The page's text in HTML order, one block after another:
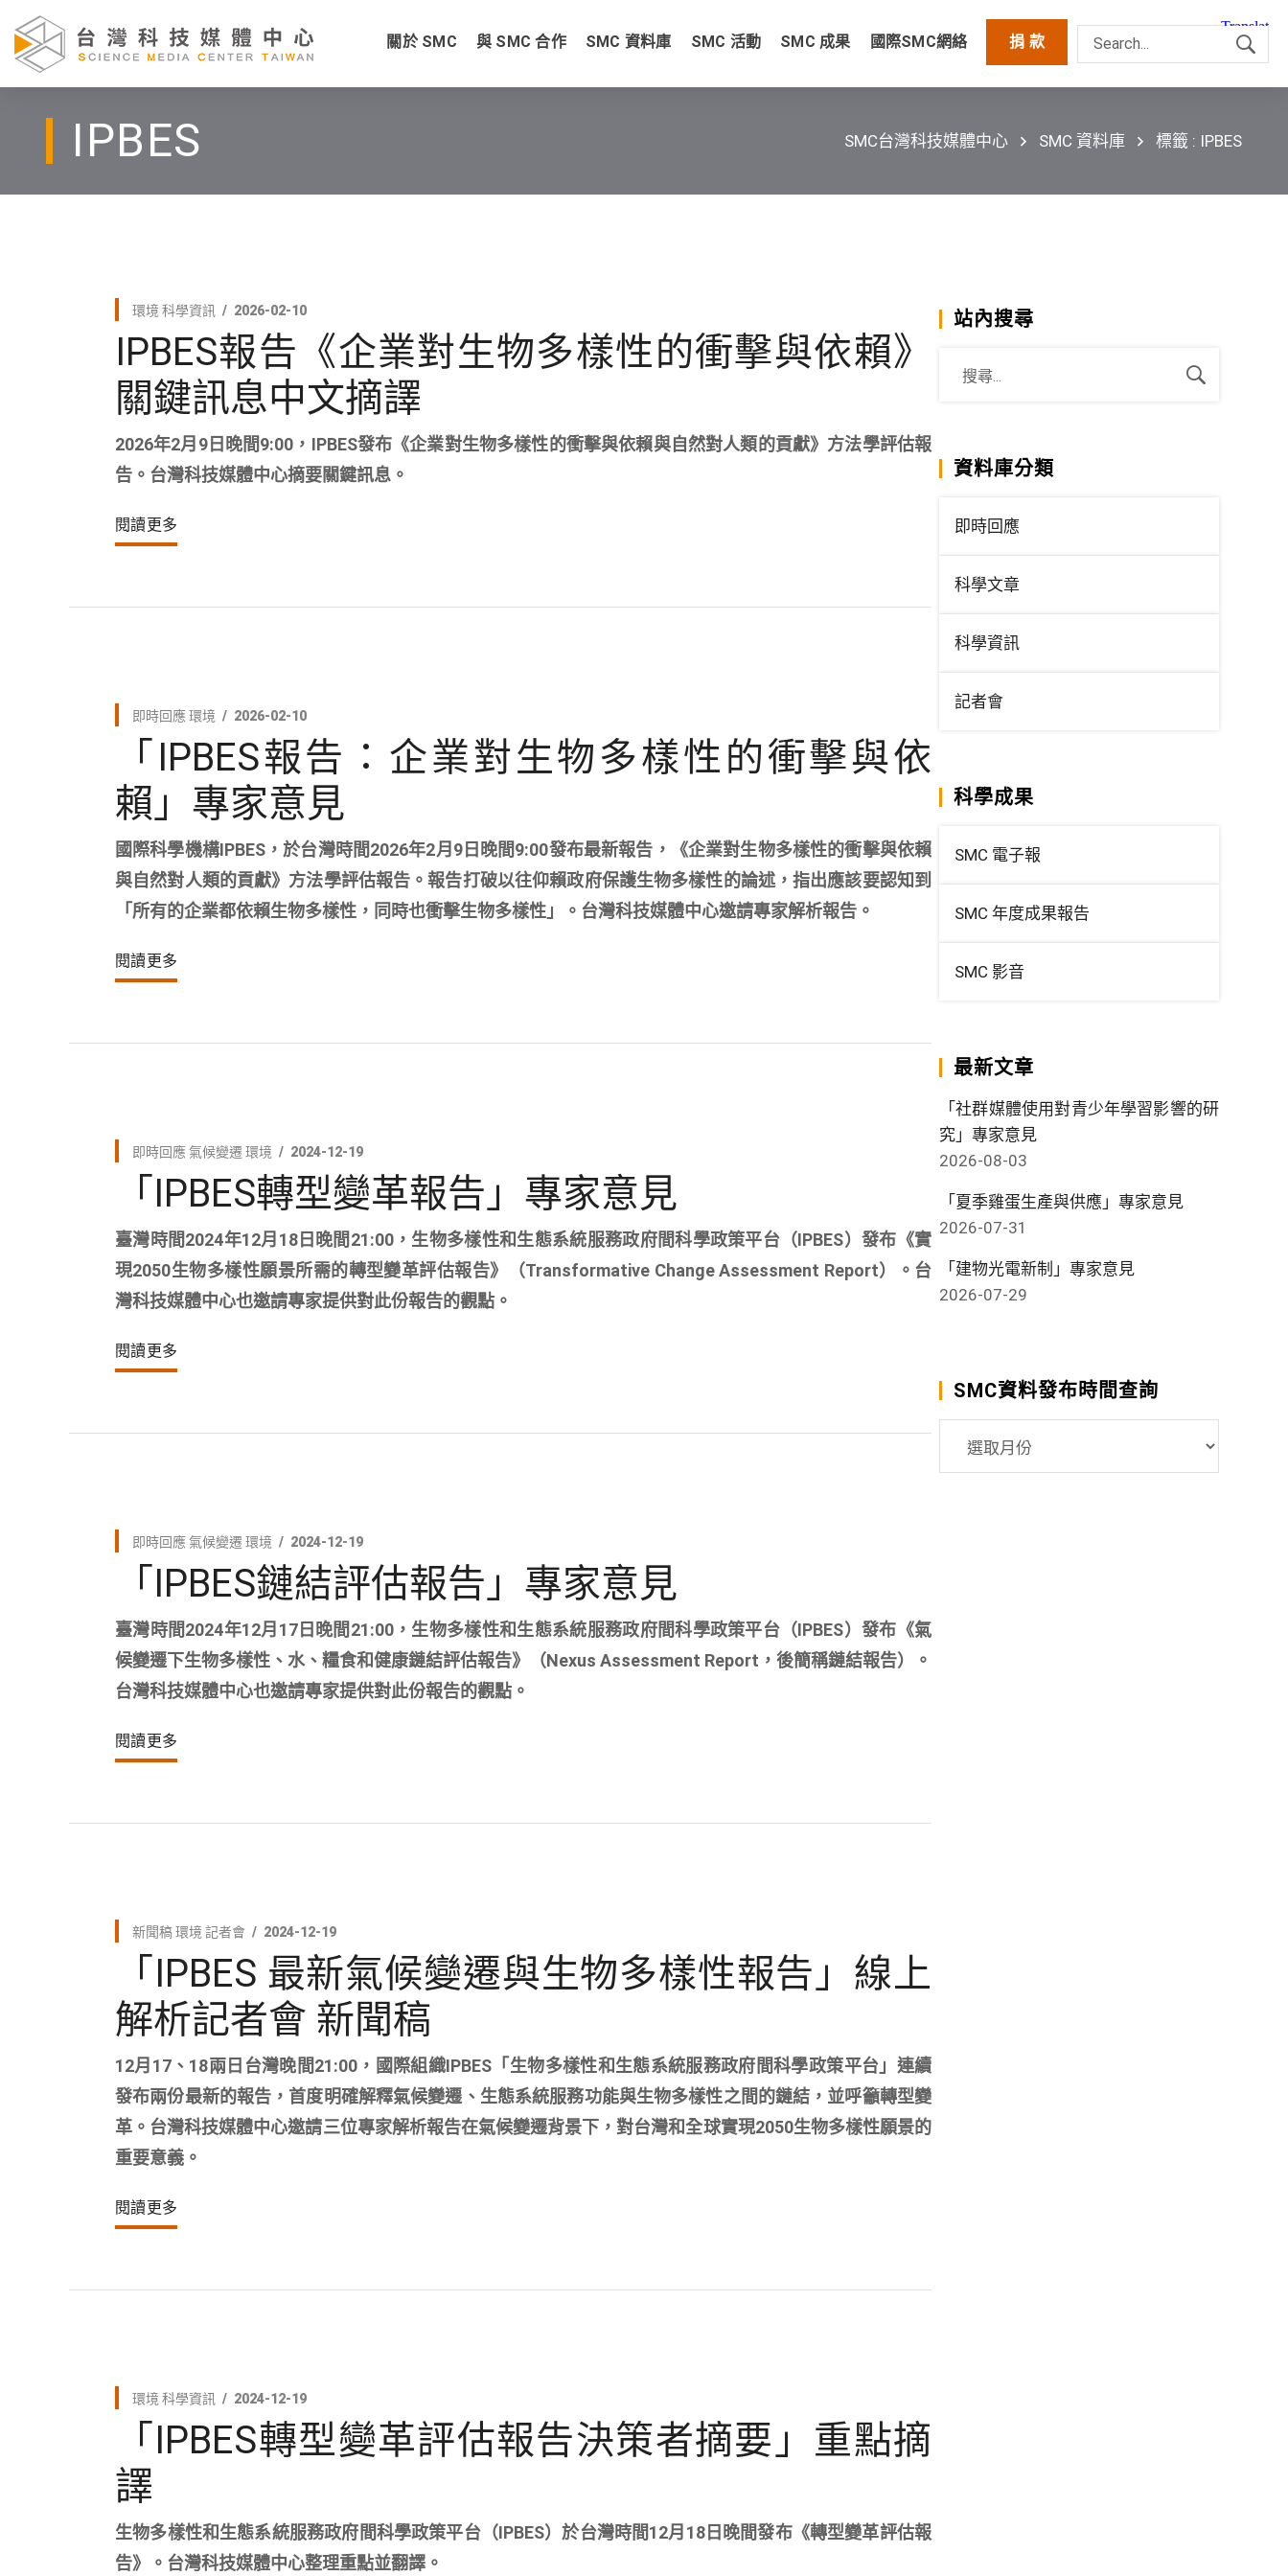
關於 SMC 與 SMC 合作 SMC 資料庫 SMC 活動 SMC 成果 國際SMC網絡 捐 款
IPBES SMC台灣科技媒體中心 SMC 資料庫 標籤 : IPBES
環境 科學資訊 2026-02-10
IPBES報告《企業對生物多樣性的衝擊與依賴》
關鍵訊息中文摘譯
2026年2月9日晚間9:00，IPBES發布《企業對生物多樣性的衝擊與依賴與自然對人類的貢獻》方法學評估報
告。台灣科技媒體中心摘要關鍵訊息。
閱讀更多
即時回應環境 2026-02-10
「IPBES報告：企業對生物多樣性的衝擊與依
賴」專家意見
國際科學機構IPBES，於台灣時間2026年2月9日晚間9:00發布最新報告，《企業對生物多樣性的衝擊與依賴
與自然對人類的貢獻》方法學評估報告。報告打破以往仰賴政府保護生物多樣性的論述，指出應該要認知到
「所有的企業都依賴生物多樣性，同時也衝擊生物多樣性」。台灣科技媒體中心邀請專家解析報告。
閱讀更多
即時回應氣候變遷 環境 2024-12-19
「IPBES轉型變革報告」專家意見
臺灣時間2024年12月18日晚間21:00，生物多樣性和生態系統服務政府間科學政策平台（IPBES）發布《實
現2050生物多樣性願景所需的轉型變革評估報告》（Transformative Change Assessment Report）。台
灣科技媒體中心也邀請專家提供對此份報告的觀點。
閱讀更多
即時回應氣候變遷 環境 2024-12-19
「IPBES鏈結評估報告」專家意見
臺灣時間2024年12月17日晚間21:00，生物多樣性和生態系統服務政府間科學政策平台（IPBES）發布《氣
候變遷下生物多樣性、水、糧食和健康鏈結評估報告》（Nexus Assessment Report，後簡稱鏈結報告）。
台灣科技媒體中心也邀請專家提供對此份報告的觀點。
閱讀更多
新聞稿環境 記者會 2024-12-19
「IPBES 最新氣候變遷與生物多樣性報告」線上
解析記者會 新聞稿
12月17、18兩日台灣晚間21:00，國際組織IPBES「生物多樣性和生態系統服務政府間科學政策平台」連續
發布兩份最新的報告，首度明確解釋氣候變遷、生態系統服務功能與生物多樣性之間的鏈結，並呼籲轉型變
革。台灣科技媒體中心邀請三位專家解析報告在氣候變遷背景下，對台灣和全球實現2050生物多樣性願景的
重要意義。
閱讀更多
環境 科學資訊 2024-12-19
「IPBES轉型變革評估報告決策者摘要」重點摘
譯
生物多樣性和生態系統服務政府間科學政策平台（IPBES）於台灣時間12月18日晚間發布《轉型變革評估報
告》。台灣科技媒體中心整理重點並翻譯。
站內搜尋
資料庫分類
即時回應
科學文章
科學資訊
記者會
科學成果
SMC 電子報
SMC 年度成果報告
SMC 影音
最新文章
「社群媒體使用對青少年學習影響的研
究」專家意見
2026-08-03
「夏季雞蛋生產與供應」專家意見
2026-07-31
「建物光電新制」專家意見
2026-07-29
SMC資料發布時間查詢